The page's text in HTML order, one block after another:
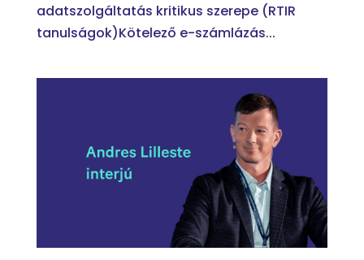
adatszolgáltatás kritikus szerepe (RTIR
tanulságok)Kötelező e-számlázás...